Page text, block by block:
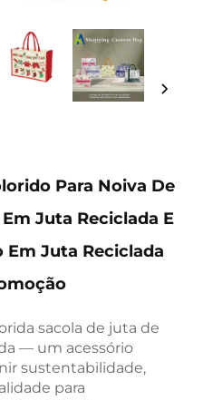
Para Noiva De
Juta Reciclada E
Juta Reciclada
sacola de juta de
— um acessório
sustentabilidade,
para